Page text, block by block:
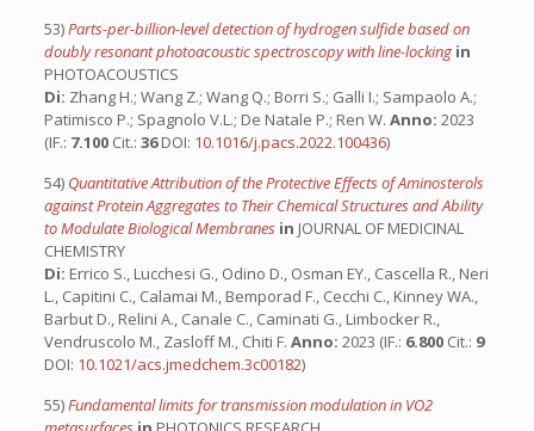
53)Parts-per-billion-level detection of hydrogen sulfide based on
doubly resonant photoacoustic spectroscopy with line-locking in
PHOTOACOUSTICS
Di: Zhang H.; Wang Z.; Wang Q.; Borri S.; Galli I.; Sampaolo A.;
Patimisco P.; Spagnolo V.L.; De Natale P.; Ren W. Anno: 2023
(IF.: 7.100 Cit.: 36DOI: 10.1016/j.pacs.2022.100436)
54) Quantitative Attribution of the Protective Effects of Aminosterols
against Protein Aggregates to Their Chemical Structures and Ability
to Modulate Biological Membranes in JOURNAL OF MEDICINAL
CHEMISTRY
Di: Errico S., Lucchesi G., Odino D., Osman EY., Cascella R., Neri
L., Capitini C., Calamai M., Bemporad F., Cecchi C., Kinney WA.,
Barbut D., Relini A., Canale C., Caminati G., Limbocker R.,
Vendruscolo M., Zasloff M., Chiti F. Anno: 2023 (IF.: 6.800 Cit.: 9
DOI: 10.1021/acs.jmedchem.3c00182)
55)Fundamental limits for transmission modulation in VO2